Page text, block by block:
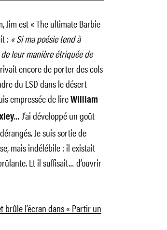
Jim est « The ultimate Barbie
: « Si ma poésie tend à
leur manière étriquée de
encore de porter des cols
du LSD dans le désert
empressée de lire William
… J’ai développé un goût
Je suis sortie de
mais indélébile : il existait
Et il suffisait… d’ouvrir
brûle l’écran dans « Partir un